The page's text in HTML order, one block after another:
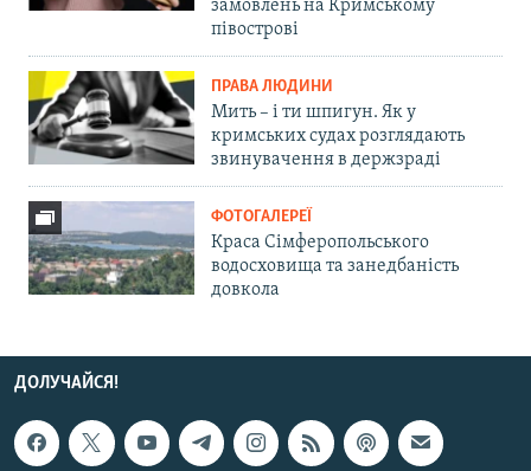
замовлень на Кримському
півострові
ПРАВА ЛЮДИНИ
Мить – і ти шпигун. Як у
кримських судах розглядають
звинувачення в держзраді
ФОТОГАЛЕРЕЇ
Краса Сімферопольського
водосховища та занедбаність
довкола
ДОЛУЧАЙСЯ!